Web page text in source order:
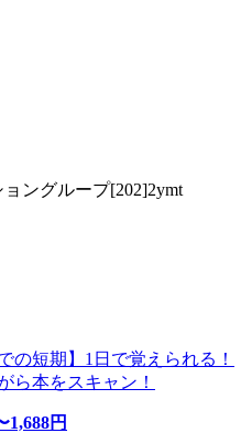
ングループ[202]2ymt
の短期】1日で覚えられる！
ら本をスキャン！
1,688円